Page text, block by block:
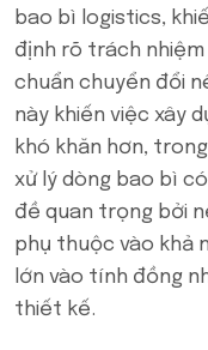
bao bì logistics,
định rõ trách
chuẩn chuyển đổi
này khiến việc xây
khó khăn hơn,
xử lý dòng bao bì
đề quan trọng bởi
phụ thuộc vào khả
lớn vào tính đồng
thiết kế.